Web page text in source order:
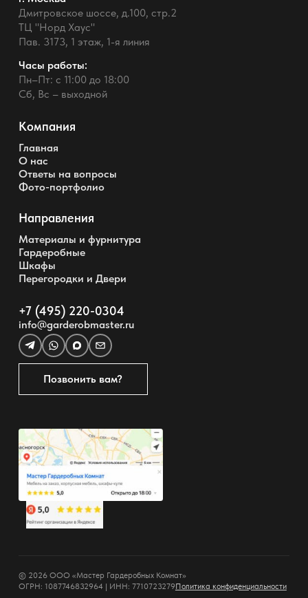
Дмитровское шоссе, д.100, стр.2
ТЦ "Норд Хаус"
Пав. 3173, 1 этаж, 1-я линия
Часы работы:
Пн–Пт: с 11:00 до 18:00
Сб, Вс – выходной
Компания
Главная
О нас
Ответы на вопросы
Фото-портфолио
Направления
Материалы и фурнитура
Гардеробные
Шкафы
Перегородки и Двери
+7 (495) 220-0304
info@garderobmaster.ru
Позвонить вам?
© 2026 ООО «Мастер Гардеробных Комнат»
ОГРН: 1087746832964 | ИНН: 7710723279Политика конфиденциальности